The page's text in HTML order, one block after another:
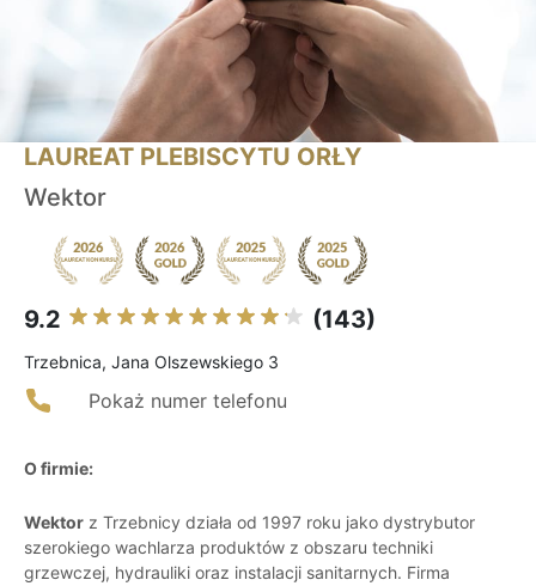
LAUREAT PLEBISCYTU ORŁY
Wektor
9.2 (143)
Trzebnica, Jana Olszewskiego 3
Pokaż numer telefonu
O firmie:
Wektor z Trzebnicy działa od 1997 roku jako dystrybutor
szerokiego wachlarza produktów z obszaru techniki
grzewczej, hydrauliki oraz instalacji sanitarnych. Firma